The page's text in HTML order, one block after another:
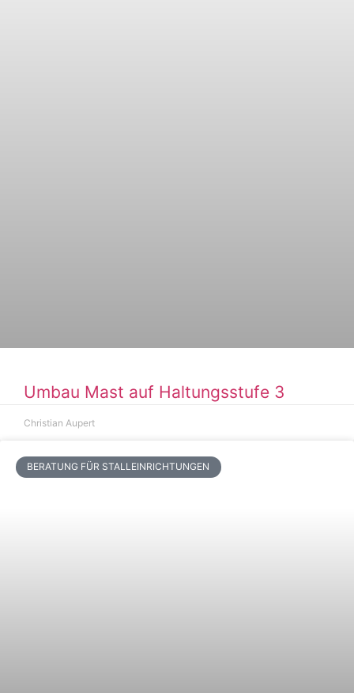
Umbau Mast auf Haltungsstufe 3
Christian Aupert
BERATUNG FÜR STALLEINRICHTUNGEN